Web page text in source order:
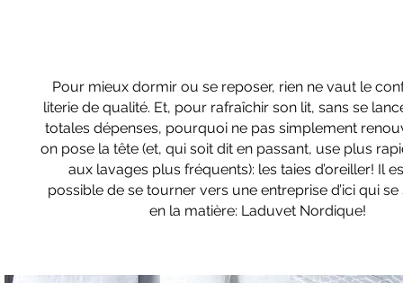
Pour mieux dormir ou se reposer, rien ne vaut le
literie de qualité. Et, pour rafraîchir son lit, sans se
totales dépenses, pourquoi ne pas simplement
on pose la tête (et, qui soit dit en passant, use plus
aux lavages plus fréquents): les taies d’oreiller! Il
possible de se tourner vers une entreprise d’ici qui se
en la matière: Laduvet Nordique!